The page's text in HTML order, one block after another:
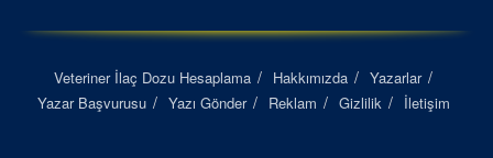
Veteriner İlaç Dozu Hesaplama Hakkımızda
Yazarlar
Yazar Başvurusu
Yazı Gönder Reklam Gizlilik İletişim